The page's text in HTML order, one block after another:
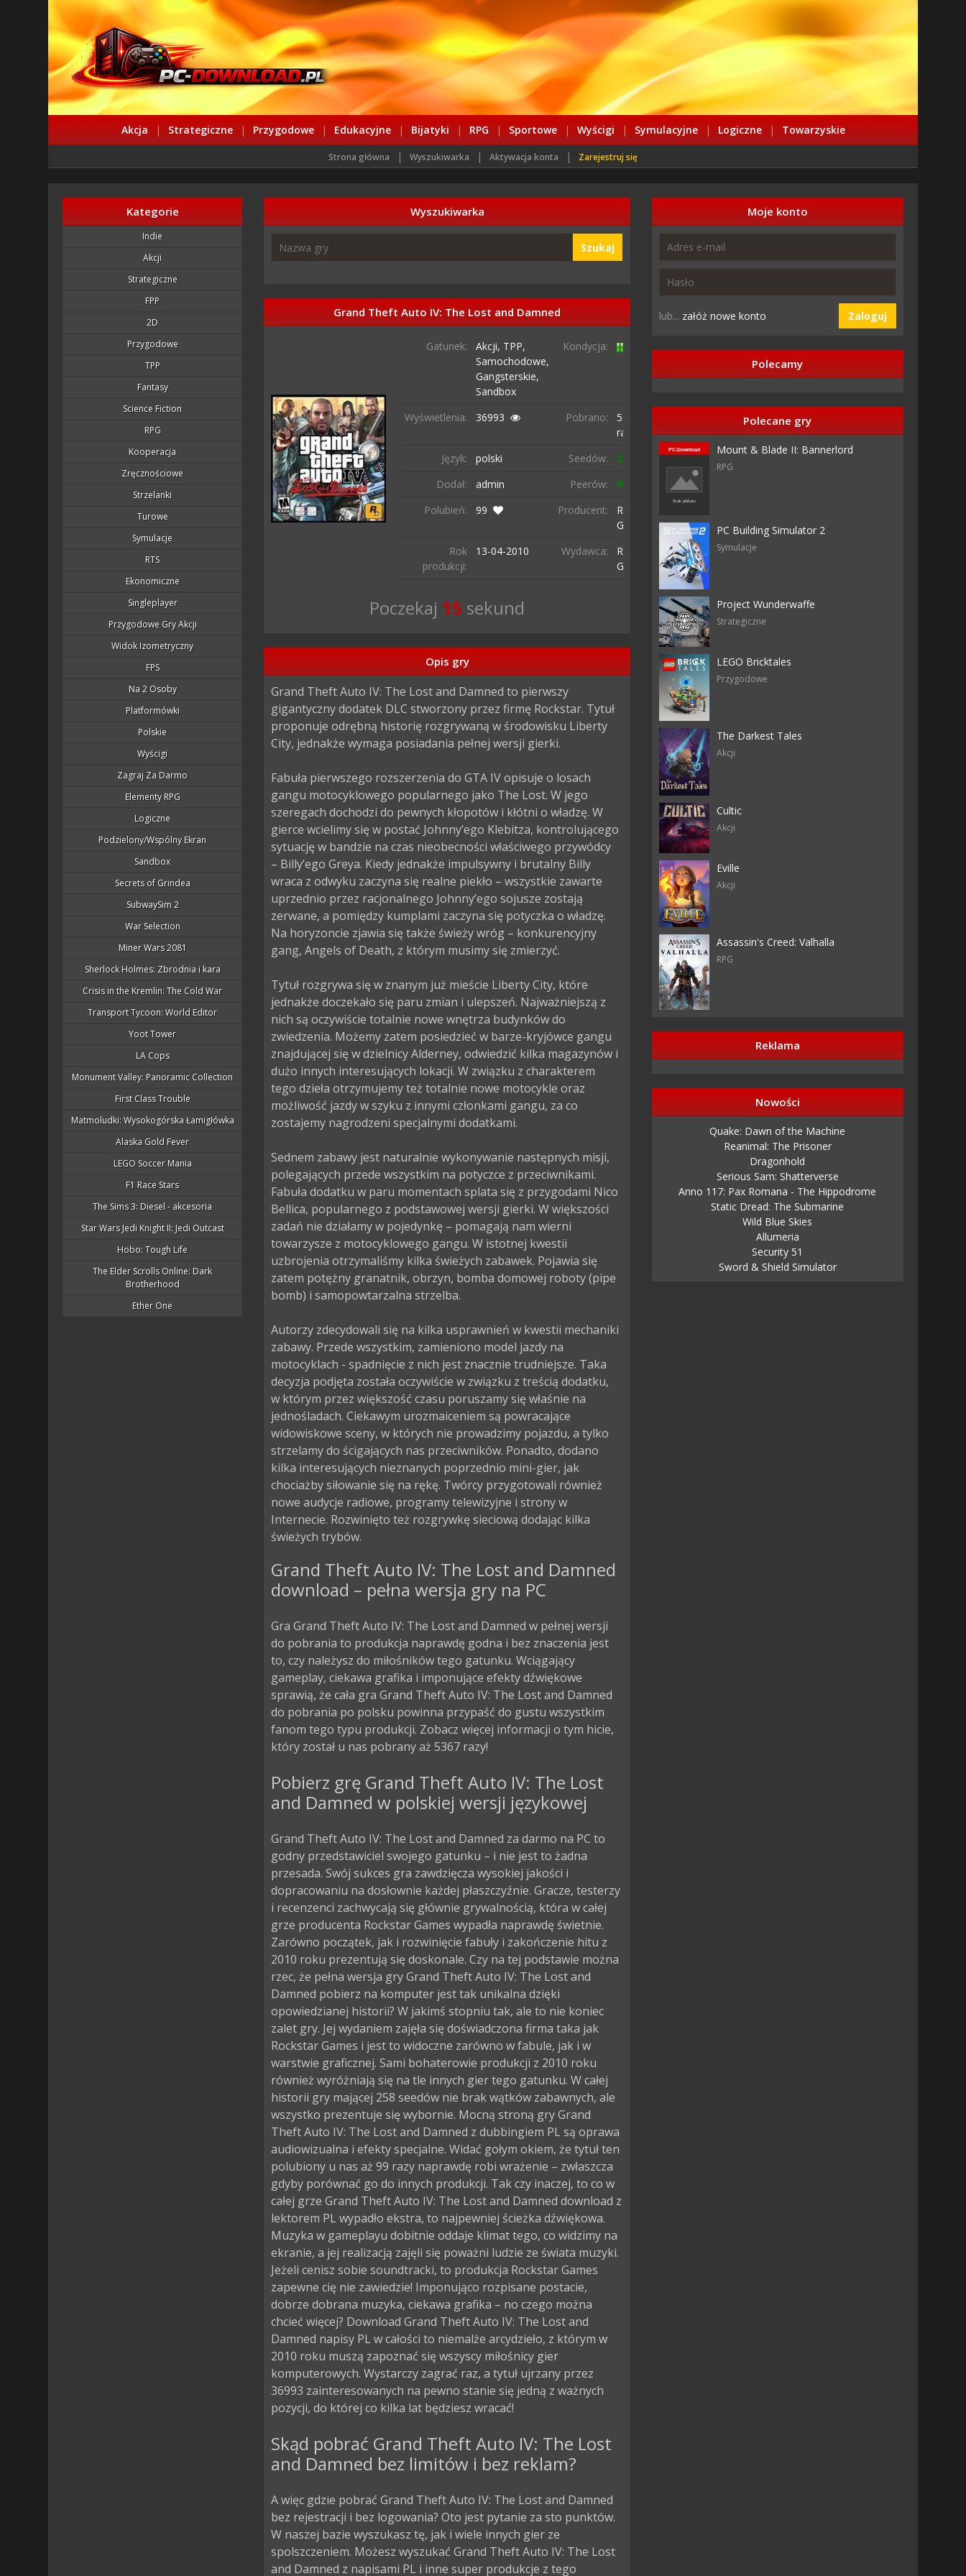
Akcja | Strategiczne | Przygodowe | Edukacyjne | Bijatyki | RPG | Sportowe | Wyścigi | Symulacyjne | Logiczne | Towarzyskie
Strona główna | Wyszukiwarka | Aktywacja konta | Zarejestruj się
Kategorie
Indie
Akcji
Strategiczne
FPP
2D
Przygodowe
TPP
Fantasy
Science Fiction
RPG
Kooperacja
Zręcznościowe
Strzelanki
Turowe
Symulacje
RTS
Ekonomiczne
Singleplayer
Przygodowe Gry Akcji
Widok Izometryczny
FPS
Na 2 Osoby
Platformówki
Polskie
Wyścigi
Zagraj Za Darmo
Elementy RPG
Logiczne
Podzielony/wspólny Ekran
Sandbox
Secrets of Grindea
SubwaySim 2
War Selection
Miner Wars 2081
Sherlock Holmes: Zbrodnia i kara
Crisis in the Kremlin: The Cold War
Transport Tycoon: World Editor
Yoot Tower
LA Cops
Monument Valley: Panoramic Collection
First Class Trouble
Matmoludki: Wysokogórska Łamigłówka
Alaska Gold Fever
LEGO Soccer Mania
F1 Race Stars
The Sims 3: Diesel - akcesoria
Star Wars Jedi Knight II: Jedi Outcast
Hobo: Tough Life
The Elder Scrolls Online: Dark
Brotherhood
Ether One
Wyszukiwarka
Szukaj
Grand Theft Auto IV: The Lost and Damned
Gatunek: Akcji, TPP,
Samochodowe,
Gangsterskie,
Sandbox
Kondycja:
Wyświetlenia: 36993 Pobrano:
5367
razy
Język:
polski Seedów:
258
Dodał:
admin Peerów:
95
Polubień:
99 Producent:
Rockstar
Games
Rok
produkcji:
13-04-2010 Wydawca:
Rockstar
Games
Poczekaj 15 sekund
Opis gry
Grand Theft Auto IV: The Lost and Damned to pierwszy
gigantyczny dodatek DLC stworzony przez firmę Rockstar. Tytuł
proponuje odrębną historię rozgrywaną w środowisku Liberty
City, jednakże wymaga posiadania pełnej wersji gierki.
Fabuła pierwszego rozszerzenia do GTA IV opisuje o losach
gangu motocyklowego popularnego jako The Lost. W jego
szeregach dochodzi do pewnych kłopotów i kłótni o władzę. W
gierce wcielimy się w postać Johnny’ego Klebitza, kontrolującego
sytuację w bandzie na czas nieobecności właściwego przywódcy
– Billy’ego Greya. Kiedy jednakże impulsywny i brutalny Billy
wraca z odwyku zaczyna się realne piekło – wszystkie zawarte
uprzednio przez racjonalnego Johnny’ego sojusze zostają
zerwane, a pomiędzy kumplami zaczyna się potyczka o władzę.
Na horyzoncie zjawia się także świeży wróg – konkurencyjny
gang, Angels of Death, z którym musimy się zmierzyć.
Tytuł rozgrywa się w znanym już mieście Liberty City, które
jednakże doczekało się paru zmian i ulepszeń. Najważniejszą z
nich są oczywiście totalnie nowe wnętrza budynków do
zwiedzenia. Możemy zatem posiedzieć w barze-kryjówce gangu
znajdującej się w dzielnicy Alderney, odwiedzić kilka magazynów i
dużo innych interesujących lokacji. W związku z charakterem
tego dzieła otrzymujemy też totalnie nowe motocykle oraz
możliwość jazdy w szyku z innymi członkami gangu, za co
zostajemy nagrodzeni specjalnymi dodatkami.
Sednem zabawy jest naturalnie wykonywanie następnych misji,
polegających przede wszystkim na potyczce z przeciwnikami.
Fabuła dodatku w paru momentach splata się z przygodami Nico
Bellica, popularnego z podstawowej wersji gierki. W większości
zadań nie działamy w pojedynkę – pomagają nam wierni
towarzysze z motocyklowego gangu. W istotnej kwestii
uzbrojenia otrzymaliśmy kilka świeżych zabawek. Pojawia się
zatem potężny granatnik, obrzyn, bomba domowej roboty (pipe
bomb) i samopowtarzalna strzelba.
Autorzy zdecydowali się na kilka usprawnień w kwestii mechaniki
zabawy. Przede wszystkim, zamieniono model jazdy na
motocyklach - spadnięcie z nich jest znacznie trudniejsze. Taka
decyzja podjęta została oczywiście w związku z treścią dodatku,
w którym przez większość czasu poruszamy się właśnie na
jednośladach. Ciekawym urozmaiceniem są powracające
widowiskowe sceny, w których nie prowadzimy pojazdu, a tylko
strzelamy do ścigających nas przeciwników. Ponadto, dodano
kilka interesujących nieznanych poprzednio mini-gier, jak
chociażby siłowanie się na rękę. Twórcy przygotowali również
nowe audycje radiowe, programy telewizyjne i strony w
Internecie. Rozwinięto też rozgrywkę sieciową dodając kilka
świeżych trybów.
Grand Theft Auto IV: The Lost and Damned
download – pełna wersja gry na PC
Gra Grand Theft Auto IV: The Lost and Damned w pełnej wersji
do pobrania to produkcja naprawdę godna i bez znaczenia jest
to, czy należysz do miłośników tego gatunku. Wciągający
gameplay, ciekawa grafika i imponujące efekty dźwiękowe
sprawią, że cała gra Grand Theft Auto IV: The Lost and Damned
do pobrania po polsku powinna przypaść do gustu wszystkim
fanom tego typu produkcji. Zobacz więcej informacji o tym hicie,
który został u nas pobrany aż 5367 razy!
Pobierz grę Grand Theft Auto IV: The Lost
and Damned w polskiej wersji językowej
Grand Theft Auto IV: The Lost and Damned za darmo na PC to
godny przedstawiciel swojego gatunku – i nie jest to żadna
przesada. Swój sukces gra zawdzięcza wysokiej jakości i
dopracowaniu na dosłownie każdej płaszczyźnie. Gracze, testerzy
i recenzenci zachwycają się głównie grywalnością, która w całej
grze producenta Rockstar Games wypadła naprawdę świetnie.
Zarówno początek, jak i rozwinięcie fabuły i zakończenie hitu z
2010 roku prezentują się doskonale. Czy na tej podstawie można
rzec, że pełna wersja gry Grand Theft Auto IV: The Lost and
Damned pobierz na komputer jest tak unikalna dzięki
opowiedzianej historii? W jakimś stopniu tak, ale to nie koniec
zalet gry. Jej wydaniem zajęła się doświadczona firma taka jak
Rockstar Games i jest to widoczne zarówno w fabule, jak i w
warstwie graficznej. Sami bohaterowie produkcji z 2010 roku
również wyróżniają się na tle innych gier tego gatunku. W całej
historii gry mającej 258 seedów nie brak wątków zabawnych, ale
wszystko prezentuje się wybornie. Mocną stroną gry Grand
Theft Auto IV: The Lost and Damned z dubbingiem PL są oprawa
audiowizualna i efekty specjalne. Widać gołym okiem, że tytuł ten
polubiony u nas aż 99 razy naprawdę robi wrażenie – zwłaszcza
gdyby porównać go do innych produkcji. Tak czy inaczej, to co w
całej grze Grand Theft Auto IV: The Lost and Damned download z
lektorem PL wypadło ekstra, to najpewniej ścieżka dźwiękowa.
Muzyka w gameplayu dobitnie oddaje klimat tego, co widzimy na
ekranie, a jej realizacją zajęli się poważni ludzie ze świata muzyki.
Jeżeli cenisz sobie soundtracki, to produkcja Rockstar Games
zapewne cię nie zawiedzie! Imponująco rozpisane postacie,
dobrze dobrana muzyka, ciekawa grafika – no czego można
chcieć więcej? Download Grand Theft Auto IV: The Lost and
Damned napisy PL w całości to niemalże arcydzieło, z którym w
2010 roku muszą zapoznać się wszyscy miłośnicy gier
komputerowych. Wystarczy zagrać raz, a tytuł ujrzany przez
36993 zainteresowanych na pewno stanie się jedną z ważnych
pozycji, do której co kilka lat będziesz wracać!
Skąd pobrać Grand Theft Auto IV: The Lost
and Damned bez limitów i bez reklam?
A więc gdzie pobrać Grand Theft Auto IV: The Lost and Damned
bez rejestracji i bez logowania? Oto jest pytanie za sto punktów.
W naszej bazie wyszukasz tę, jak i wiele innych gier ze
spolszczeniem. Możesz wyszukać Grand Theft Auto IV: The Lost
and Damned z napisami PL i inne super produkcje z tego
Moje konto
lub... załóż nowe konto Zaloguj
Polecamy
Polecane gry
Mount & Blade II: Bannerlord
RPG
PC Building Simulator 2
Symulacje
Project Wunderwaffe
Strategiczne
LEGO Bricktales
Przygodowe
The Darkest Tales
Akcji
Cultic
Akcji
Eville
Akcji
Assassin's Creed: Valhalla
RPG
Reklama
Nowości
Quake: Dawn of the Machine
Reanimal: The Prisoner
Dragonhold
Serious Sam: Shatterverse
Anno 117: Pax Romana - The Hippodrome
Static Dread: The Submarine
Wild Blue Skies
Allumeria
Security 51
Sword & Shield Simulator